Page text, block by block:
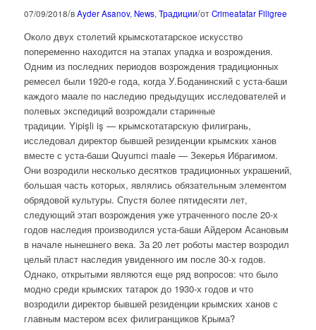
07/09/2018/вAyder Asanov, News, Традиции/отCrimeatatar Filigree
Около двух столетий крымскотатарское искусство
попеременно находится на этапах упадка и возрождения.
Одним из последних периодов возрождения традиционных
ремесел были 1920-е года, когда У.Боданинский с уста-баши
каждого маале по наследию предыдущих исследователей и
полевых экспедиций возрождали старинные
традиции. Yipişli iş — крымскотатарскую филигрань,
исследовал директор бывшей резиденции крымских ханов
вместе с уста-баши Quyumci maale — Зекерья Ибрагимом.
Они возродили несколько десятков традиционных украшений,
большая часть которых, являлись обязательным элементом
обрядовой культуры. Спустя более пятидесяти лет,
следующий этап возрождения уже утраченного после 20-х
годов наследия производился уста-баши Айдером Асановым
в начале нынешнего века. За 20 лет роботы мастер возродил
целый пласт наследия увиденного им после 30-х годов.
Однако, открытыми являются еще ряд вопросов: что было
модно среди крымских татарок до 1930-х годов и что
возродили директор бывшей резиденции крымских ханов с
главным мастером всех филигранщиков Крыма?